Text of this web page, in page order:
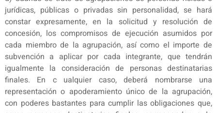
jurídicas, públicas o privadas sin personalidad, se hará
constar expresamente, en la solicitud y resolución de
concesión, los compromisos de ejecución asumidos por
cada miembro de la agrupación, así como el importe de
subvención a aplicar por cada integrante, que tendrán
igualmente la consideración de personas destinatarias
finales. En c ualquier caso, deberá nombrarse una
representación o apoderamiento único de la agrupación,
con poderes bastantes para cumplir las obligaciones que,